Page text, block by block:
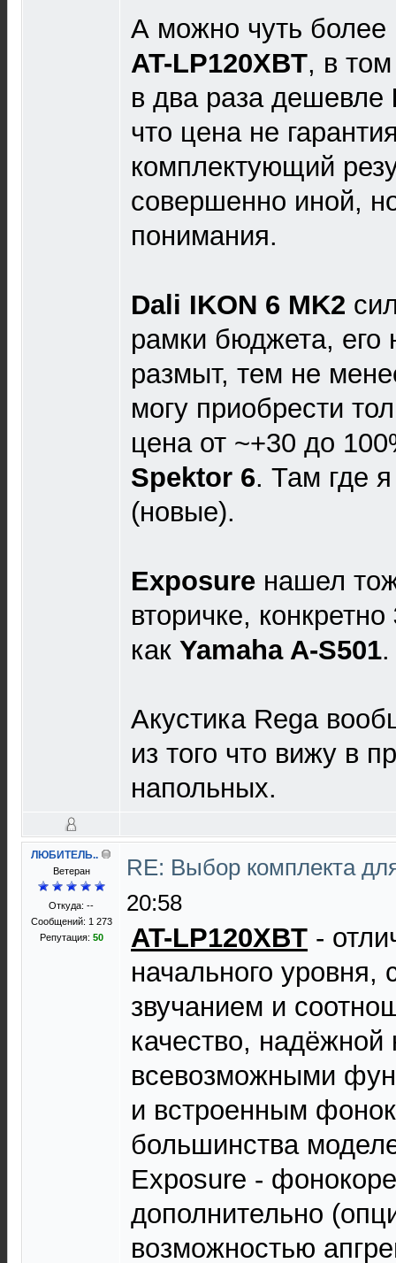
А можно чуть более
AT-LP120XBT, в
в два раза дешевле
что цена не
комплектующий
совершенно иной,
понимания.
Dali IKON 6 MK2
рамки бюджета, его
размыт, тем не
могу приобрести
цена от ~+30 до
Spektor 6. Там где
(новые).
Exposure нашел
вторичке, конкретно
как Yamaha A-S501.
Акустика Rega
из того что вижу в
напольных.
ЛЮБИТЕЛЬ..
Ветеран
Откуда: --
Сообщений: 1 273
Репутация: 50
RE: Выбор комплекта
20:58
AT-LP120XBT -
начального уровня,
звучанием и
качество, надёжной
всевозможными
и встроенным
большинства
Exposure -
дополнительно
возможностью